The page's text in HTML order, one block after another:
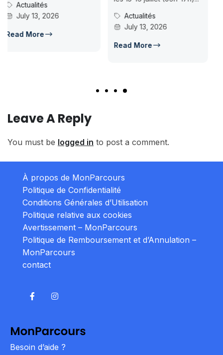
Actualités
07-18ISMAC ouvre les
candidatures au concours
d’accès en L1 pour...
Concours Post-Bac
Leave A Reply
You must be logged in to post a comment.
À propos de MonParcours
Politique de Confidentialité
Conditions Générales d’Utilisation
Politique relative aux cookies
Avertissement – MonParcours
Politique de Remboursement et d’Annulation –
MonParcours
contact
Besoin d’aide ?